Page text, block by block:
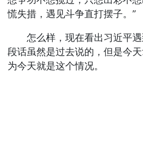
慌失措，遇见斗争直打摆子。”
怎么样，现在看出习近平遇
段话虽然是过去说的，但是今
为今天就是这个情况。